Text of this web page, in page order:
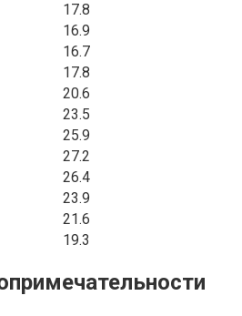
17.8
16.9
16.7
17.8
20.6
23.5
25.9
27.2
26.4
23.9
21.6
19.3